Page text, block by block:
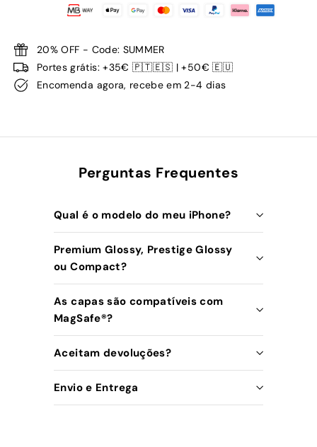
20% OFF - Code: SUMMER
Portes grátis: +35€ 🇵🇹🇪🇸 | +50€ 🇪🇺
Encomenda agora, recebe em 2-4 dias
Perguntas Frequentes
Qual é o modelo do meu iPhone?
Premium Glossy, Prestige Glossy
ou Compact?
As capas são compatíveis com
MagSafe®️?
Aceitam devoluções?
Envio e Entrega